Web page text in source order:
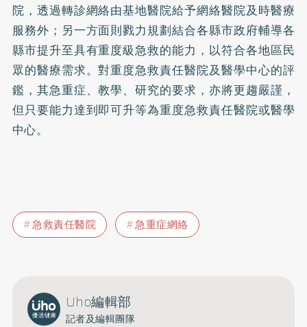
院，透過轉診網絡由基地醫院給予網絡醫院及時醫療
服務外；另一方面則戮力規劃結合各縣市政府輔導各
縣市提升至具有重度級急救的能力，以符合各地區民
眾的醫療需求。對重度急救責任醫院及醫學中心的評
鑑，其急重症、教學、研究的要求，亦將更趨嚴謹，
但只要能力達到即可升等為重度急救責任醫院或醫學
中心。
急救責任醫院 急重症網絡
Uho編輯部
記者及編輯團隊